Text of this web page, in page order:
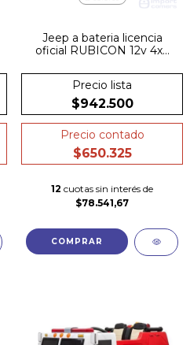
Jeep a bateria licencia
oficial RUBICON 12v 4x4
Precio lista
$942.500
Precio contado
$650.325
12 cuotas sin interés de
$78.541,67
COMPRAR